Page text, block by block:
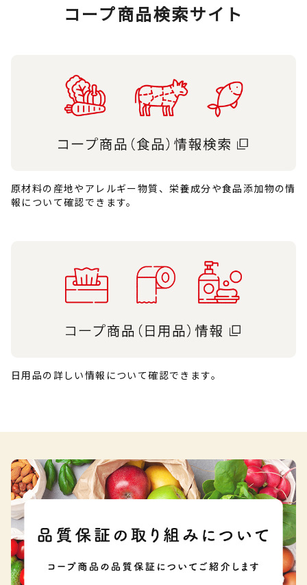
コープ商品検索サイト
原材料の産地やアレルギー物質、栄養成分や食品添加物の情
報について確認できます。
日用品の詳しい情報について確認できます。